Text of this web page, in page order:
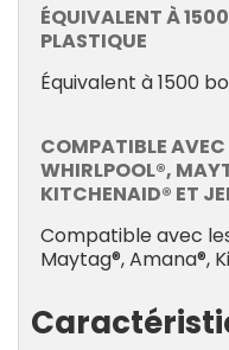
ÉQUIVALENT À
PLASTIQUE
Équivalent à 1500
COMPATIBLE AVEC
WHIRLPOOL®,
KITCHENAID® ET
Compatible avec
Maytag®, Amana®,